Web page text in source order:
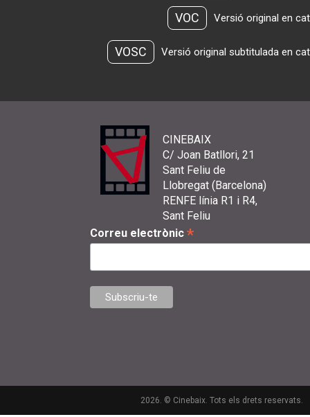
VOC Versió original en
VOSC Versió original subtitulada en
CINEBAIX
C/ Joan Batllori, 21
Sant Feliu de
Llobregat (Barcelona)
RENFE línia R1 i R4,
Sant Feliu
Correu electrònic *
2026. © Cinebaix. Tots els drets reservats.